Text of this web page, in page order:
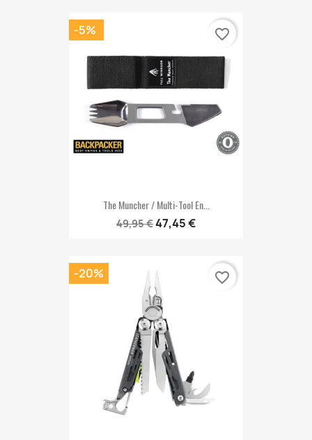
The Muncher / Multi-Tool En...
49,95 €47,45 €
-5% favorite_border
-20% favorite_border